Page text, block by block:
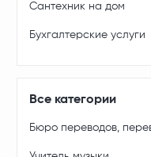
Сантехник на дом
Бухгалтерские услуги
Все категории
Бюро переводов,